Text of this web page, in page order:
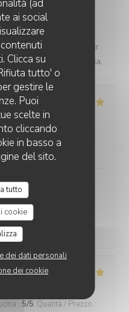
(ad
ai social
Clicca su
tutto' o
gestire le
Puoi
scelte in
cliccando
in basso a
del sito.
tutto
cookie
dei dati personali
dei cookie
la Carbonnade
locaux qui ne
ont fait une vraie
mention speciale pour
et serviable. Merci Sonia.
:5/5 Qualità / Prezzo
très à l’écoute des
comme dans
bon de l’entrée au
: 5/5 Qualità / Prezzo :